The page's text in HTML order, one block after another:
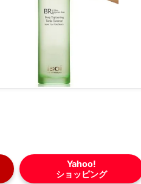
Yahoo!
ショッピング